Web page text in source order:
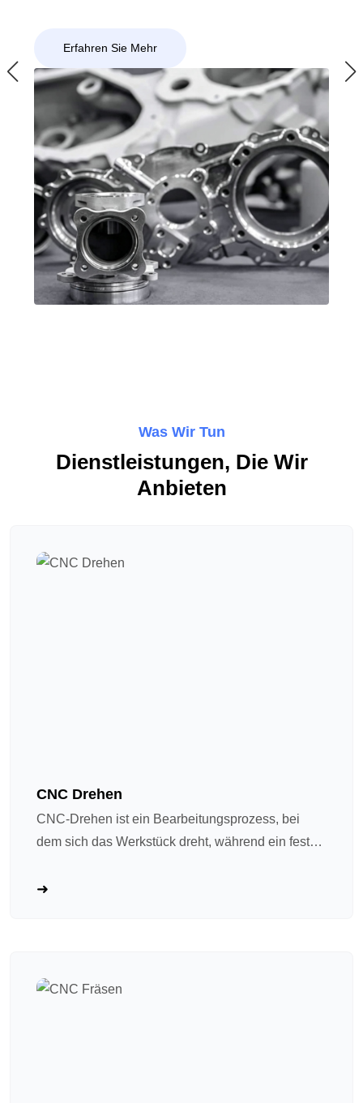
Erfahren Sie Mehr
Was Wir Tun
Dienstleistungen, Die Wir
Anbieten
CNC Drehen
CNC-Drehen ist ein Bearbeitungsprozess, bei
dem sich das Werkstück dreht, während ein festes
Sie es als eine „fortschrittliche
folgt, um es zu formen. Ideal für Wellen und